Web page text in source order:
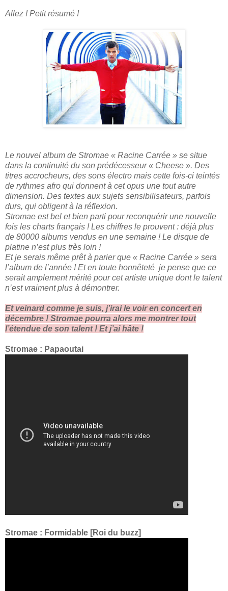
Allez ! Petit résumé !
Le nouvel album de Stromae « Racine Carrée » se situe
dans la continuité du son prédécesseur « Cheese ». Des
titres accrocheurs, des sons électro mais cette fois-ci teintés
de rythmes afro qui donnent à cet opus une tout autre
dimension. Des textes aux sujets sensibilisateurs, parfois
durs, qui obligent à la réflexion.
Stromae est bel et bien parti pour reconquérir une nouvelle
fois les charts français ! Les chiffres le prouvent : déjà plus
de 80000 albums vendus en une semaine ! Le disque de
platine n’est plus très loin !
Et je serais même prêt à parier que « Racine Carrée » sera
l’album de l’année ! Et en toute honnêteté je pense que ce
serait amplement mérité pour cet artiste unique dont le talent
n’est vraiment plus à démontrer.
Et veinard comme je suis, j’irai le voir en concert en
décembre ! Stromae pourra alors me montrer tout
l’étendue de son talent ! Et j’ai hâte !
Stromae : Papaoutai
Stromae : Formidable [Roi du buzz]